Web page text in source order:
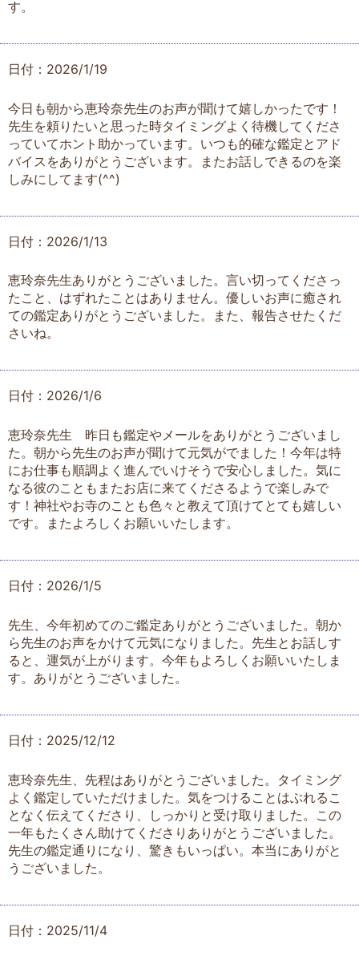
す。
日付：2026/1/19
今日も朝から恵玲奈先生のお声が聞けて嬉しかったです！
先生を頼りたいと思った時タイミングよく待機してくださ
っていてホント助かっています。いつも的確な鑑定とアド
バイスをありがとうございます。またお話しできるのを楽
しみにしてます(^^)
日付：2026/1/13
恵玲奈先生ありがとうございました。言い切ってくださっ
たこと、はずれたことはありません。優しいお声に癒され
ての鑑定ありがとうございました。また、報告させたくだ
さいね。
日付：2026/1/6
恵玲奈先生 昨日も鑑定やメールをありがとうございまし
た。朝から先生のお声が聞けて元気がでました！今年は特
にお仕事も順調よく進んでいけそうで安心しました。気に
なる彼のこともまたお店に来てくださるようで楽しみで
す！神社やお寺のことも色々と教えて頂けてとても嬉しい
です。またよろしくお願いいたします。
日付：2026/1/5
先生、今年初めてのご鑑定ありがとうございました。朝か
ら先生のお声をかけて元気になりました。先生とお話しす
ると、運気が上がります。今年もよろしくお願いいたしま
す。ありがとうございました。
日付：2025/12/12
恵玲奈先生、先程はありがとうございました。タイミング
よく鑑定していただけました。気をつけることはぶれるこ
となく伝えてくださり、しっかりと受け取りました。この
一年もたくさん助けてくださりありがとうございました。
先生の鑑定通りになり、驚きもいっぱい。本当にありがと
うございました。
日付：2025/11/4